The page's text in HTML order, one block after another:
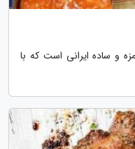
و ساده ایرانی است که با